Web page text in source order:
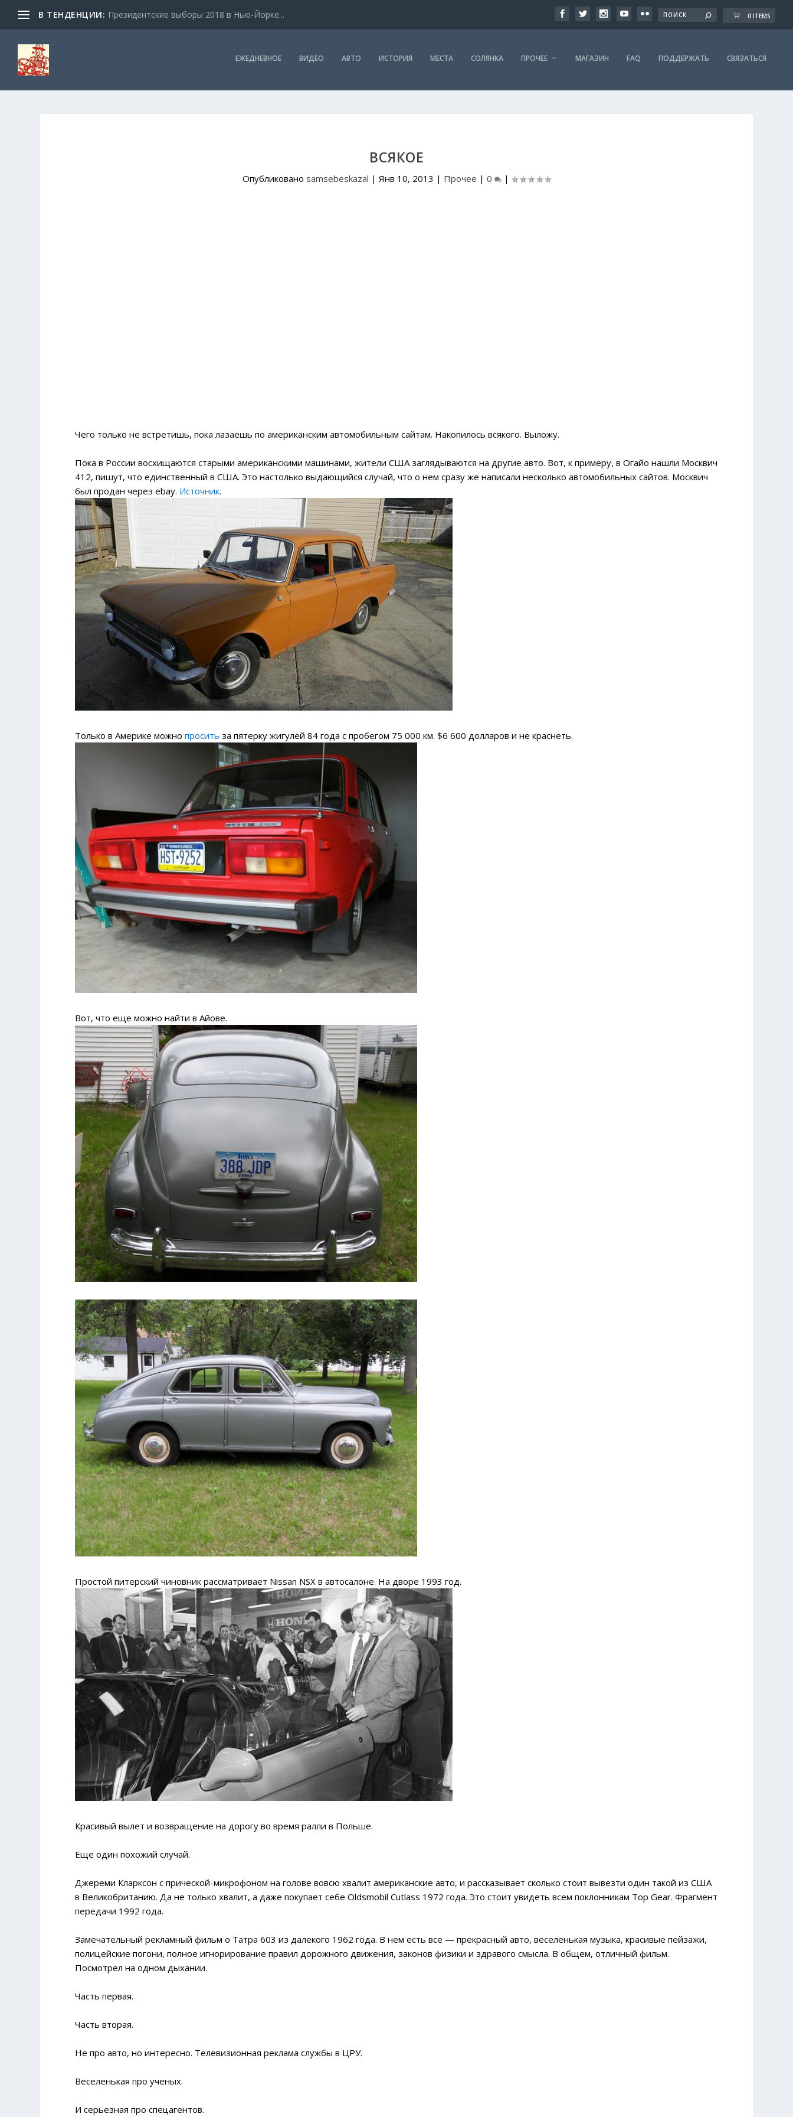
В ТЕНДЕНЦИИ: Президентские выборы 2018 в Нью-Йорке... 0 ITEMS
ЕЖЕДНЕВНОЕ ВИДЕО АВТО ИСТОРИЯ МЕСТА СОЛЯНКА ПРОЧЕЕ МАГАЗИН FAQ ПОДДЕРЖАТЬ СВЯЗАТЬСЯ
ВСЯКОЕ
Опубликовано samsebeskazal | Янв 10, 2013 | Прочее | 0 |
Чего только не встретишь, пока лазаешь по американским автомобильным сайтам. Накопилось всякого. Выложу.
Пока в России восхищаются старыми американскими машинами, жители США заглядываются на другие авто. Вот, к примеру, в Огайо нашли Москвич
412, пишут, что единственный в США. Это настолько выдающийся случай, что о нем сразу же написали несколько автомобильных сайтов. Москвич
был продан через ebay. Источник.
Только в Америке можнопросить за пятерку жигулей 84 года с пробегом 75 000 км. $6 600 долларов и не краснеть.
Вот, что еще можно найти в Айове.
Простой питерский чиновник рассматривает Nissan NSX в автосалоне. На дворе 1993 год.
Красивый вылет и возвращение на дорогу во время ралли в Польше.
Еще один похожий случай.
Джереми Кларксон с прической-микрофоном на голове вовсю хвалит американские авто, и рассказывает сколько стоит вывезти один такой из США
в Великобританию. Да не только хвалит, а даже покупает себе Oldsmobil Cutlass 1972 года. Это стоит увидеть всем поклонникам Top Gear. Фрагмент
передачи 1992 года.
Замечательный рекламный фильм о Татра 603 из далекого 1962 года. В нем есть все — прекрасный авто, веселенькая музыка, красивые пейзажи,
полицейские погони, полное игнорирование правил дорожного движения, законов физики и здравого смысла. В общем, отличный фильм.
Посмотрел на одном дыхании.
Часть первая.
Часть вторая.
Не про авто, но интересно. Телевизионная реклама службы в ЦРУ.
Веселенькая про ученых.
И серьезная про спецагентов.